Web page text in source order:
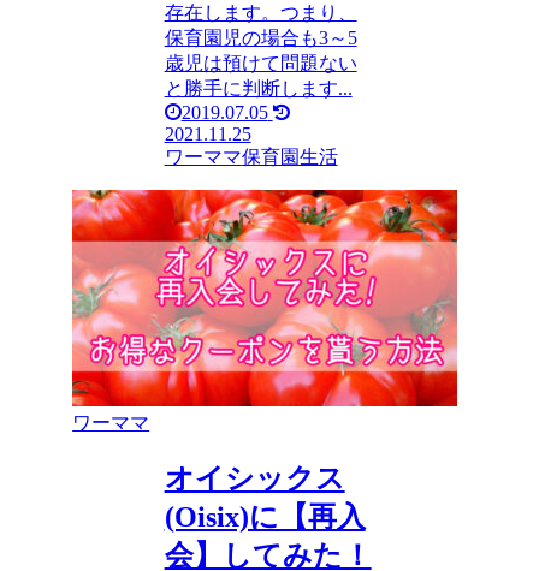
存在します。つまり、
保育園児の場合も3～5
歳児は預けて問題ない
と勝手に判断します...
2019.07.05
2021.11.25
ワーママ保育園生活
ワーママ
オイシックス
(Oisix)に【再入
会】してみた！